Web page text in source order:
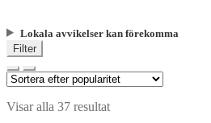
Lokala avvikelser kan förekomma
Filter
Visar alla 37 resultat